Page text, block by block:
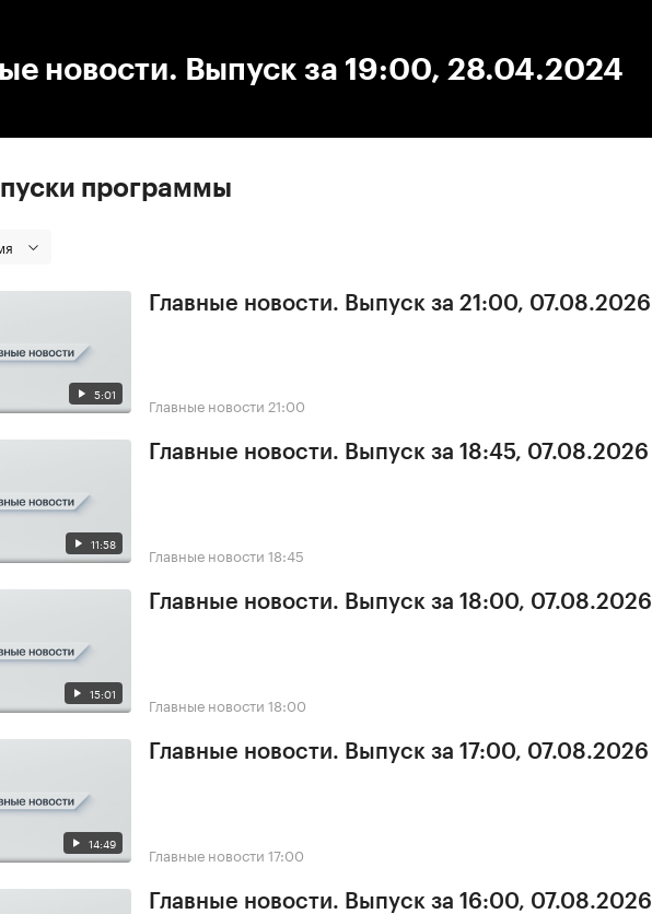
новости. Выпуск за 19:00, 28.04.2024
программы
5:01
Главные новости. Выпуск за 21:00, 07.08.2026
Главные новости 21:00
11:58
Главные новости. Выпуск за 18:45, 07.08.2026
Главные новости 18:45
15:01
Главные новости. Выпуск за 18:00, 07.08.2026
Главные новости 18:00
14:49
Главные новости. Выпуск за 17:00, 07.08.2026
Главные новости 17:00
Главные новости. Выпуск за 16:00, 07.08.2026